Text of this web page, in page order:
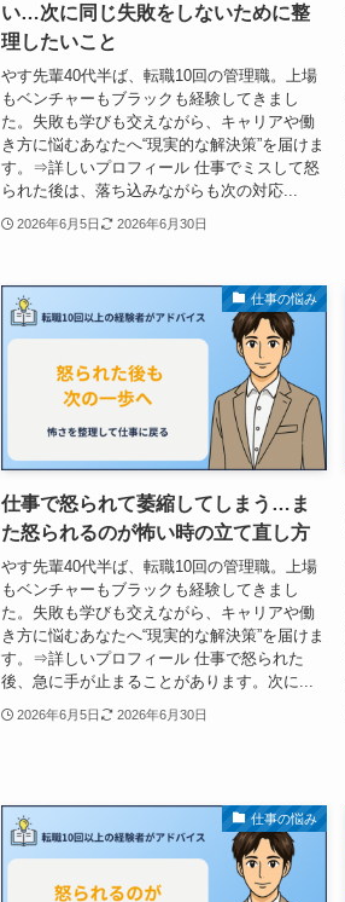
い…次に同じ失敗をしないために整
理したいこと
やす先輩40代半ば、転職10回の管理職。上場
もベンチャーもブラックも経験してきまし
た。失敗も学びも交えながら、キャリアや働
き方に悩むあなたへ“現実的な解決策”を届けま
す。⇒詳しいプロフィール 仕事でミスして怒
られた後は、落ち込みながらも次の対応...
2026年6月5日 2026年6月30日
仕事の悩み
仕事で怒られて萎縮してしまう…ま
た怒られるのが怖い時の立て直し方
やす先輩40代半ば、転職10回の管理職。上場
もベンチャーもブラックも経験してきまし
た。失敗も学びも交えながら、キャリアや働
き方に悩むあなたへ“現実的な解決策”を届けま
す。⇒詳しいプロフィール 仕事で怒られた
後、急に手が止まることがあります。次に...
2026年6月5日 2026年6月30日
仕事の悩み